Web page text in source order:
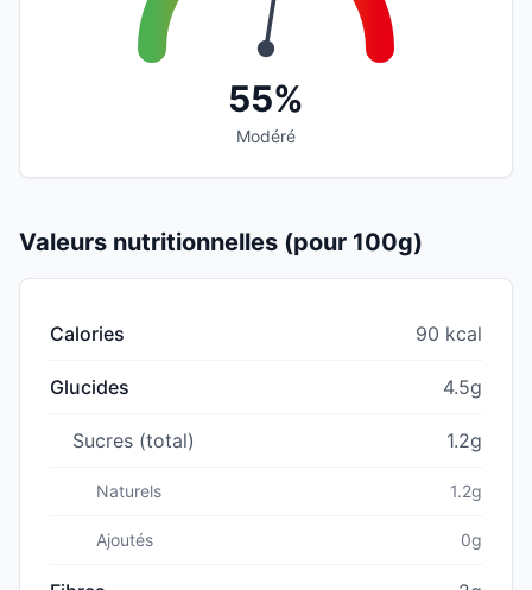
55%
Modéré
Valeurs nutritionnelles (pour 100g)
Calories 90 kcal
Glucides 4.5g
Sucres (total) 1.2g
Naturels 1.2g
Ajoutés 0g